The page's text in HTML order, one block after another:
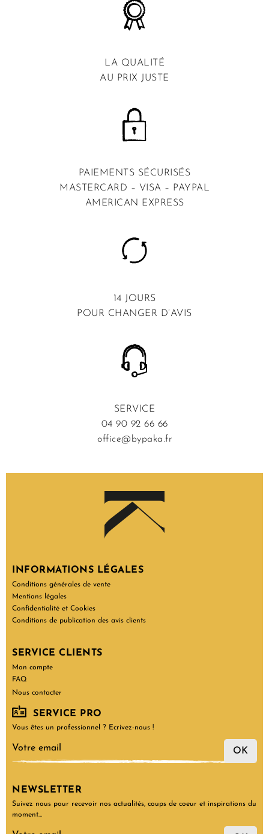
LA QUALITÉ
AU PRIX JUSTE
PAIEMENTS SÉCURISÉS
MASTERCARD – VISA – PAYPAL
AMERICAN EXPRESS
14 JOURS
POUR CHANGER D’AVIS
SERVICE
04 90 92 66 66
office@bypaka.fr
INFORMATIONS LÉGALES
Conditions générales de vente
Mentions légales
Confidentialité et Cookies
Conditions de publication des avis clients
SERVICE CLIENTS
Mon compte
FAQ
Nous contacter
SERVICE PRO
Vous êtes un professionnel ? Ecrivez-nous !
OK
NEWSLETTER
Suivez nous pour recevoir nos actualités, coups de coeur et inspirations du
moment…